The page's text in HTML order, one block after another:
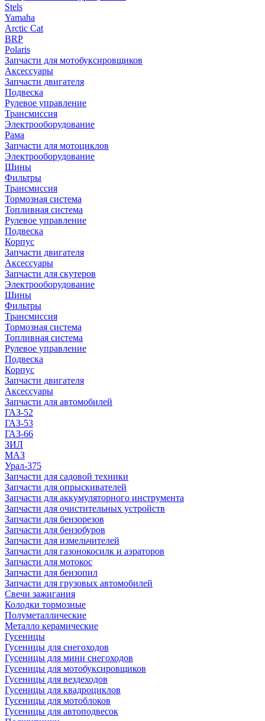
Stels
Yamaha
Arctic Cat
BRP
Polaris
Запчасти для мотобуксировщиков
Аксессуары
Запчасти двигателя
Подвеска
Рулевое управление
Трансмиссия
Электрооборудование
Рама
Запчасти для мотоциклов
Электрооборудование
Шины
Фильтры
Трансмиссия
Тормозная система
Топливная система
Рулевое управление
Подвеска
Корпус
Запчасти двигателя
Аксессуары
Запчасти для скутеров
Электрооборудование
Шины
Фильтры
Трансмиссия
Тормозная система
Топливная система
Рулевое управление
Подвеска
Корпус
Запчасти двигателя
Аксессуары
Запчасти для автомобилей
ГАЗ-52
ГАЗ-53
ГАЗ-66
ЗИЛ
МАЗ
Урал-375
Запчасти для садовой техники
Запчасти для опрыскивателей
Запчасти для аккумуляторного инструмента
Запчасти для очистительных устройств
Запчасти для бензорезов
Запчасти для бензобуров
Запчасти для измельчителей
Запчасти для газонокосилк и аэраторов
Запчасти для мотокос
Запчасти для бензопил
Запчасти для грузовых автомобилей
Свечи зажигания
Колодки тормозные
Полуметаллические
Металло керамические
Гусеницы
Гусеницы для снегоходов
Гусеницы для мини снегоходов
Гусеницы для мотобуксировщиков
Гусеницы для вездеходов
Гусеницы для квадроциклов
Гусеницы для мотоблоков
Гусеницы для автоподвесок